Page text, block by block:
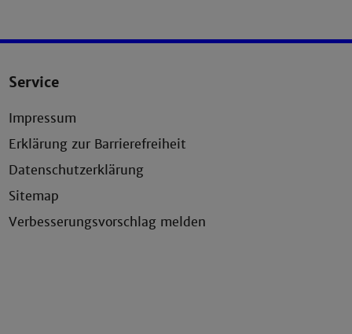
Service
Impressum
Erklärung zur Barrierefreiheit
Datenschutzerklärung
Sitemap
Verbesserungsvorschlag melden